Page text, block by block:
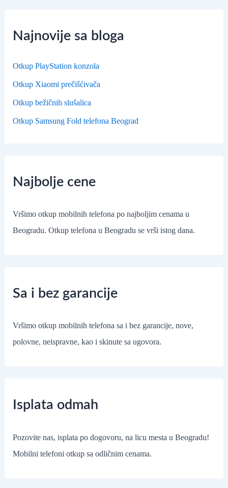
Najnovije sa bloga
Otkup PlayStation konzola
Otkup Xiaomi prečišćivača
Otkup bežičnih slušalica
Otkup Samsung Fold telefona Beograd
Najbolje cene
Vršimo otkup mobilnih telefona po najboljim cenama u
Beogradu. Otkup telefona u Beogradu se vrši istog dana.
Sa i bez garancije
Vršimo otkup mobilnih telefona sa i bez garancije, nove,
polovne, neispravne, kao i skinute sa ugovora.
Isplata odmah
Pozovite nas, isplata po dogovoru, na licu mesta u Beogradu!
Mobilni telefoni otkup sa odličnim cenama.